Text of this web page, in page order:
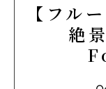
会社概要
リクルート情報
【フル
絶